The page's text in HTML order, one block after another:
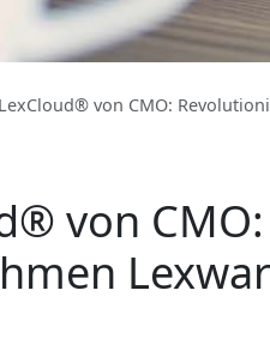
LexCloud® von CMO:
von